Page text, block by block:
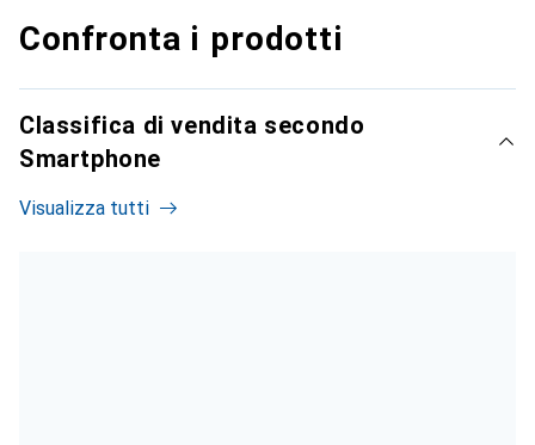
Confronta i prodotti
Classifica di vendita secondo
Smartphone
Visualizza tutti